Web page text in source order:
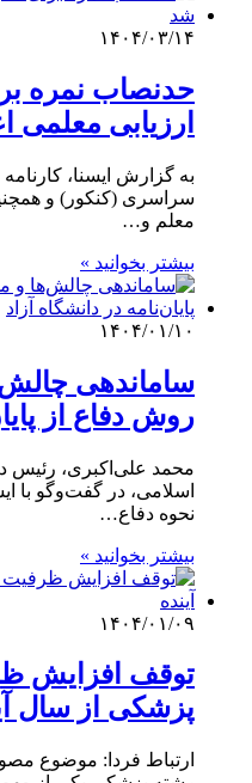
۱۴۰۴/۰۳/۱۴
حدنصاب نمره
ارزیابی معلمی
به گزارش ایسنا،
سراسری (کنکور) و
معلم و…
بیشتر بخوانید »
۱۴۰۴/۰۱/۱۰
ساماندهی
روش دفاع از
محمد علی‌اکبری، رئیس
اسلامی، در گفت‌وگو با
نحوه دفاع…
بیشتر بخوانید »
۱۴۰۴/۰۱/۰۹
توقف افزایش
پزشکی از سال
ارتباط فردا: موضوع